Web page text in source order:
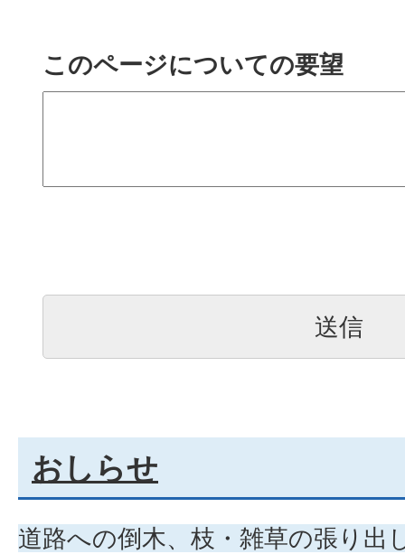
このページについての要望
おしらせ
道路への倒木、枝・雑草の張り出